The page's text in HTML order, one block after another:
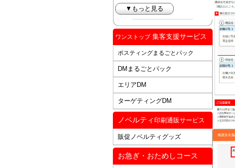
▼もっと見る
ワンストップ集客支援サービス
ポスティングまるごとパック
DMまるごとパック
エリアDM
ターゲティングDM
ノベルティ 印刷通販サービス
販促ノベルティグッズ
お急ぎ・おためしコース